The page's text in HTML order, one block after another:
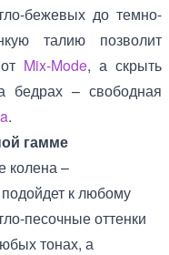
бежевых до темно-
талию позволит
Mix-Mode, а скрыть
бедрах – свободная
.
гамме
колена –
к любому
песочные оттенки
тонах, а